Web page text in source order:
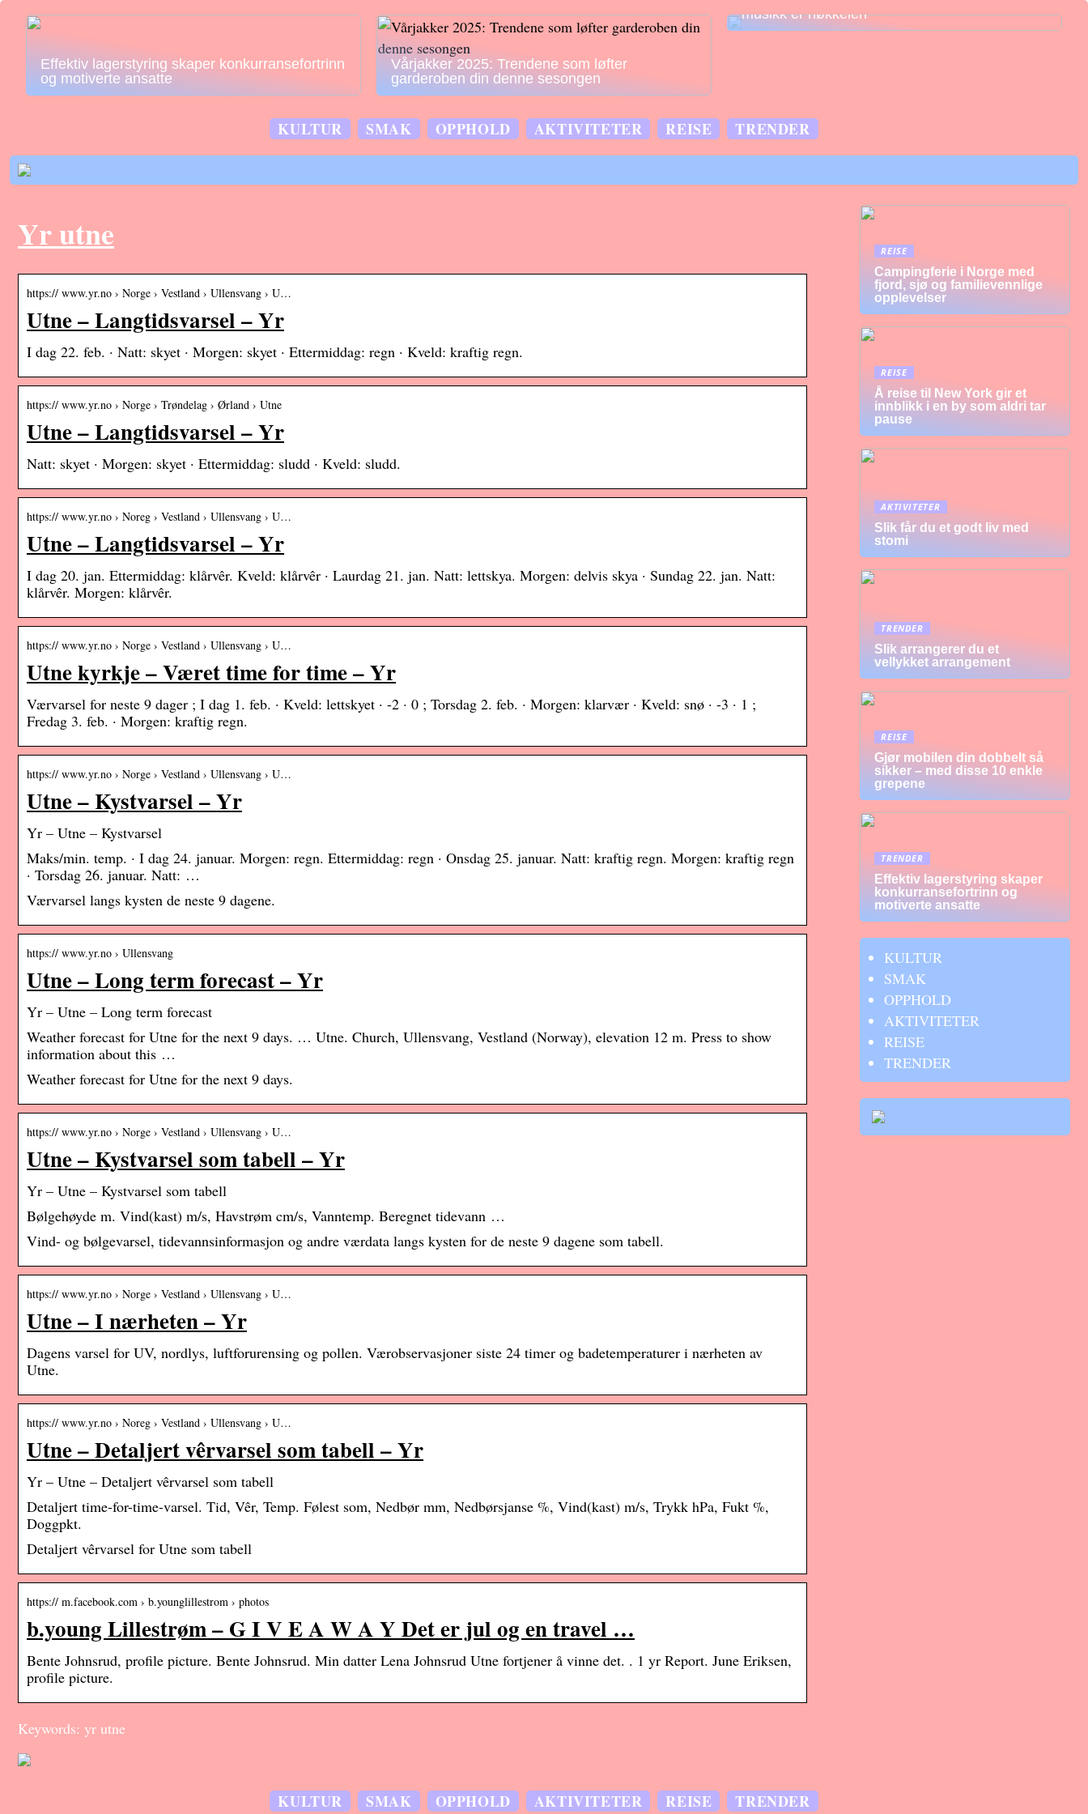
Effektiv lagerstyring skaper konkurransefortrinn
og motiverte ansatte
Vårjakker 2025: Trendene som løfter
garderoben din denne sesongen
musikk er nøkkelen
KULTUR SMAK OPPHOLD AKTIVITETER REISE TRENDER
Yr utne
https:// www.yr.no › Norge › Vestland › Ullensvang › U…
Utne – Langtidsvarsel – Yr
I dag 22. feb. · Natt: skyet · Morgen: skyet · Ettermiddag: regn · Kveld: kraftig regn.
https:// www.yr.no › Norge › Trøndelag › Ørland › Utne
Utne – Langtidsvarsel – Yr
Natt: skyet · Morgen: skyet · Ettermiddag: sludd · Kveld: sludd.
https:// www.yr.no › Noreg › Vestland › Ullensvang › U…
Utne – Langtidsvarsel – Yr
I dag 20. jan. Ettermiddag: klårvêr. Kveld: klårvêr · Laurdag 21. jan. Natt: lettskya. Morgen: delvis skya · Sundag 22. jan. Natt:
klårvêr. Morgen: klårvêr.
https:// www.yr.no › Norge › Vestland › Ullensvang › U…
Utne kyrkje – Været time for time – Yr
Værvarsel for neste 9 dager ; I dag 1. feb. · Kveld: lettskyet · -2 · 0 ; Torsdag 2. feb. · Morgen: klarvær · Kveld: snø · -3 · 1 ;
Fredag 3. feb. · Morgen: kraftig regn.
https:// www.yr.no › Norge › Vestland › Ullensvang › U…
Utne – Kystvarsel – Yr
Yr – Utne – Kystvarsel
Maks/min. temp. · I dag 24. januar. Morgen: regn. Ettermiddag: regn · Onsdag 25. januar. Natt: kraftig regn. Morgen: kraftig regn
· Torsdag 26. januar. Natt: …
Værvarsel langs kysten de neste 9 dagene.
https:// www.yr.no › Ullensvang
Utne – Long term forecast – Yr
Yr – Utne – Long term forecast
Weather forecast for Utne for the next 9 days. … Utne. Church, Ullensvang, Vestland (Norway), elevation 12 m. Press to show
information about this …
Weather forecast for Utne for the next 9 days.
https:// www.yr.no › Norge › Vestland › Ullensvang › U…
Utne – Kystvarsel som tabell – Yr
Yr – Utne – Kystvarsel som tabell
Bølgehøyde m. Vind(kast) m/s, Havstrøm cm/s, Vanntemp. Beregnet tidevann …
Vind- og bølgevarsel, tidevannsinformasjon og andre værdata langs kysten for de neste 9 dagene som tabell.
https:// www.yr.no › Norge › Vestland › Ullensvang › U…
Utne – I nærheten – Yr
Dagens varsel for UV, nordlys, luftforurensing og pollen. Værobservasjoner siste 24 timer og badetemperaturer i nærheten av
Utne.
https:// www.yr.no › Noreg › Vestland › Ullensvang › U…
Utne – Detaljert vêrvarsel som tabell – Yr
Yr – Utne – Detaljert vêrvarsel som tabell
Detaljert time-for-time-varsel. Tid, Vêr, Temp. Følest som, Nedbør mm, Nedbørsjanse %, Vind(kast) m/s, Trykk hPa, Fukt %,
Doggpkt.
Detaljert vêrvarsel for Utne som tabell
https:// m.facebook.com › b.younglillestrom › photos
b.young Lillestrøm – G I V E A W A Y Det er jul og en travel …
Bente Johnsrud, profile picture. Bente Johnsrud. Min datter Lena Johnsrud Utne fortjener å vinne det. . 1 yr Report. June Eriksen,
profile picture.
Keywords: yr utne
REISE
Campingferie i Norge med
fjord, sjø og familievennlige
opplevelser
REISE
Å reise til New York gir et
innblikk i en by som aldri tar
pause
AKTIVITETER
Slik får du et godt liv med
stomi
TRENDER
Slik arrangerer du et
vellykket arrangement
REISE
Gjør mobilen din dobbelt så
sikker – med disse 10 enkle
grepene
TRENDER
Effektiv lagerstyring skaper
konkurransefortrinn og
motiverte ansatte
KULTUR
SMAK
OPPHOLD
AKTIVITETER
REISE
TRENDER
KULTUR SMAK OPPHOLD AKTIVITETER REISE TRENDER